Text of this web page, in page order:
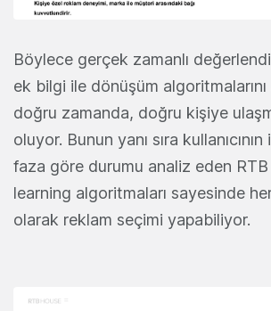
Böylece gerçek zamanlı
ek bilgi ile dönüşüm
doğru zamanda, doğru kişiye
oluyor. Bunun yanı sıra
faza göre durumu analiz eden
learning algoritmaları sayesinde
olarak reklam seçimi yapabiliyor.